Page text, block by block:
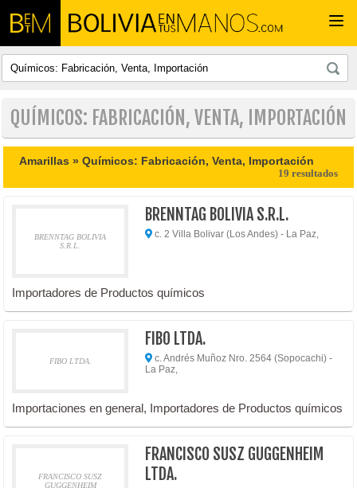
QUÍMICOS: FABRICACIÓN, VENTA, IMPORTACIÓN
Amarillas »Químicos: Fabricación, Venta, Importación
19 resultados
BRENNTAG BOLIVIA
S.R.L.
BRENNTAG BOLIVIA S.R.L.
c. 2 Villa Bolivar (Los Andes) - La Paz,
Importadores de Productos químicos
FIBO LTDA.
FIBO LTDA.
c. Andrés Muñoz Nro. 2564 (Sopocachi) -
La Paz,
Importaciones en general, Importadores de Productos químicos
FRANCISCO SUSZ
GUGGENHEIM
FRANCISCO SUSZ GUGGENHEIM
LTDA.